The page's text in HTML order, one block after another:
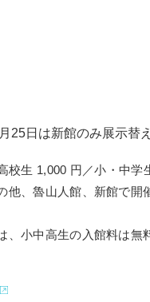
25日は新館のみ展示替
校生 1,000 円／小・中学
、魯山人館、新館で開
小中高生の入館料は無